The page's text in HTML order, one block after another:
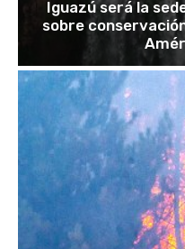
Iguazú será la
sobre